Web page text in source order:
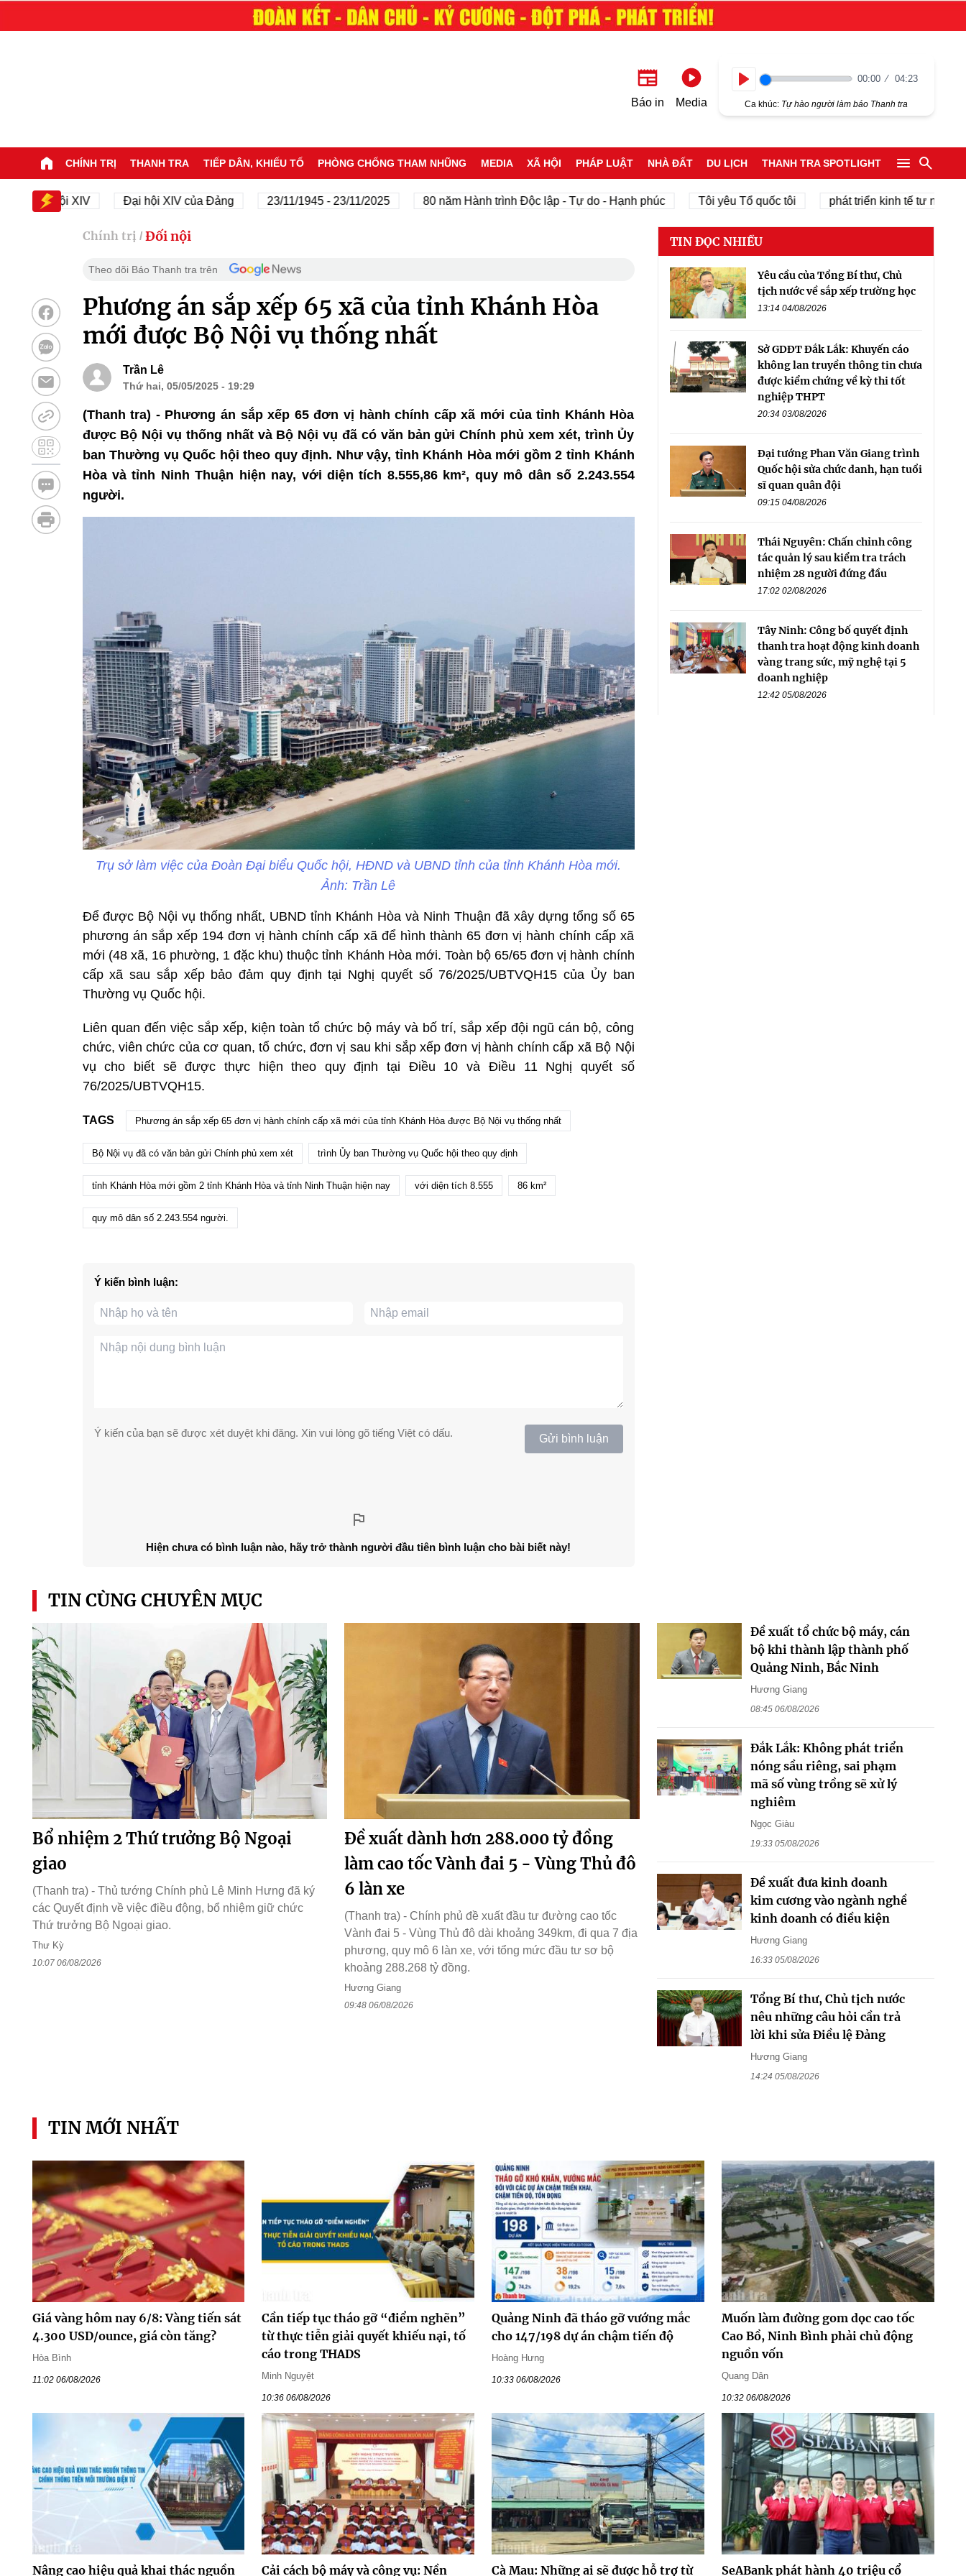
Báo in Media
00:00 04:23
Ca khúc: Tự hào người làm báo Thanh tra
CHÍNH TRỊ THANH TRA TIẾP DÂN, KHIẾU TỐ PHÒNG CHỐNG THAM NHŨNG MEDIA XÃ HỘI PHÁP LUẬT NHÀ ĐẤT DU LỊCH THANH TRA SPOTLIGHT
hội XIV Đại hội XIV của Đảng 23/11/1945 - 23/11/2025 80 năm Hành trình Độc lập - Tự do - Hạnh phúc Tôi yêu Tổ quốc tôi phát triển kinh tế tư nhân
Chính trị / Đối nội
Theo dõi Báo Thanh tra trên
Phương án sắp xếp 65 xã của tỉnh Khánh Hòa
mới được Bộ Nội vụ thống nhất
Trần Lê
Thứ hai, 05/05/2025 - 19:29
(Thanh tra) - Phương án sắp xếp 65 đơn vị hành chính cấp xã mới của tỉnh Khánh Hòa
được Bộ Nội vụ thống nhất và Bộ Nội vụ đã có văn bản gửi Chính phủ xem xét, trình Ủy
ban Thường vụ Quốc hội theo quy định. Như vậy, tỉnh Khánh Hòa mới gồm 2 tỉnh Khánh
Hòa và tỉnh Ninh Thuận hiện nay, với diện tích 8.555,86 km², quy mô dân số 2.243.554
người.
Trụ sở làm việc của Đoàn Đại biểu Quốc hội, HĐND và UBND tỉnh của tỉnh Khánh Hòa mới.
Ảnh: Trần Lê
Để được Bộ Nội vụ thống nhất, UBND tỉnh Khánh Hòa và Ninh Thuận đã xây dựng tổng số 65
phương án sắp xếp 194 đơn vị hành chính cấp xã để hình thành 65 đơn vị hành chính cấp xã
mới (48 xã, 16 phường, 1 đặc khu) thuộc tỉnh Khánh Hòa mới. Toàn bộ 65/65 đơn vị hành chính
cấp xã sau sắp xếp bảo đảm quy định tại Nghị quyết số 76/2025/UBTVQH15 của Ủy ban
Thường vụ Quốc hội.
Liên quan đến việc sắp xếp, kiện toàn tổ chức bộ máy và bố trí, sắp xếp đội ngũ cán bộ, công
chức, viên chức của cơ quan, tổ chức, đơn vị sau khi sắp xếp đơn vị hành chính cấp xã Bộ Nội
vụ cho biết sẽ được thực hiện theo quy định tại Điều 10 và Điều 11 Nghị quyết số
76/2025/UBTVQH15.
TAGS Phương án sắp xếp 65 đơn vị hành chính cấp xã mới của tỉnh Khánh Hòa được Bộ Nội vụ thống nhất
Bộ Nội vụ đã có văn bản gửi Chính phủ xem xét trình Ủy ban Thường vụ Quốc hội theo quy định
tỉnh Khánh Hòa mới gồm 2 tỉnh Khánh Hòa và tỉnh Ninh Thuận hiện nay với diện tích 8.555 86 km²
quy mô dân số 2.243.554 người.
Ý kiến bình luận:
Ý kiến của bạn sẽ được xét duyệt khi đăng. Xin vui lòng gõ tiếng Việt có dấu. Gửi bình luận
Hiện chưa có bình luận nào, hãy trở thành người đầu tiên bình luận cho bài biết này!
TIN ĐỌC NHIỀU
Yêu cầu của Tổng Bí thư, Chủ
tịch nước về sắp xếp trường học
13:14 04/08/2026
Sở GDĐT Đắk Lắk: Khuyến cáo
không lan truyền thông tin chưa
được kiểm chứng về kỳ thi tốt
nghiệp THPT
20:34 03/08/2026
Đại tướng Phan Văn Giang trình
Quốc hội sửa chức danh, hạn tuổi
sĩ quan quân đội
09:15 04/08/2026
Thái Nguyên: Chấn chỉnh công
tác quản lý sau kiểm tra trách
nhiệm 28 người đứng đầu
17:02 02/08/2026
Tây Ninh: Công bố quyết định
thanh tra hoạt động kinh doanh
vàng trang sức, mỹ nghệ tại 5
doanh nghiệp
12:42 05/08/2026
TIN CÙNG CHUYÊN MỤC
Bổ nhiệm 2 Thứ trưởng Bộ Ngoại
giao
(Thanh tra) - Thủ tướng Chính phủ Lê Minh Hưng đã ký
các Quyết định về việc điều động, bổ nhiệm giữ chức
Thứ trưởng Bộ Ngoại giao.
Thư Kỳ
10:07 06/08/2026
Đề xuất dành hơn 288.000 tỷ đồng
làm cao tốc Vành đai 5 - Vùng Thủ đô
6 làn xe
(Thanh tra) - Chính phủ đề xuất đầu tư đường cao tốc
Vành đai 5 - Vùng Thủ đô dài khoảng 349km, đi qua 7 địa
phương, quy mô 6 làn xe, với tổng mức đầu tư sơ bộ
khoảng 288.268 tỷ đồng.
Hương Giang
09:48 06/08/2026
Đề xuất tổ chức bộ máy, cán
bộ khi thành lập thành phố
Quảng Ninh, Bắc Ninh
Hương Giang
08:45 06/08/2026
Đắk Lắk: Không phát triển
nóng sầu riêng, sai phạm
mã số vùng trồng sẽ xử lý
nghiêm
Ngọc Giàu
19:33 05/08/2026
Đề xuất đưa kinh doanh
kim cương vào ngành nghề
kinh doanh có điều kiện
Hương Giang
16:33 05/08/2026
Tổng Bí thư, Chủ tịch nước
nêu những câu hỏi cần trả
lời khi sửa Điều lệ Đảng
Hương Giang
14:24 05/08/2026
TIN MỚI NHẤT
Giá vàng hôm nay 6/8: Vàng tiến sát
4.300 USD/ounce, giá còn tăng?
Hòa Bình
11:02 06/08/2026
Cần tiếp tục tháo gỡ “điểm nghẽn”
từ thực tiễn giải quyết khiếu nại, tố
cáo trong THADS
Minh Nguyệt
10:36 06/08/2026
Quảng Ninh đã tháo gỡ vướng mắc
cho 147/198 dự án chậm tiến độ
Hoàng Hưng
10:33 06/08/2026
Muốn làm đường gom dọc cao tốc
Cao Bồ, Ninh Bình phải chủ động
nguồn vốn
Quang Dân
10:32 06/08/2026
Nâng cao hiệu quả khai thác nguồn Cải cách bộ máy và công vụ: Nền Cà Mau: Những ai sẽ được hỗ trợ từ SeABank phát hành 40 triệu cổ